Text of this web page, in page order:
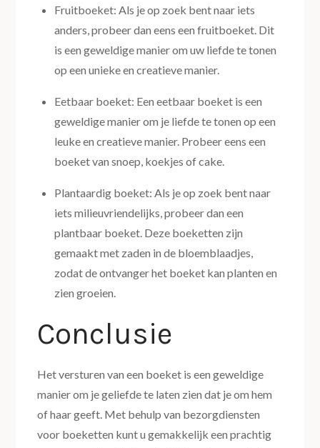
Fruitboeket: Als je op zoek bent naar iets
anders, probeer dan eens een fruitboeket. Dit
is een geweldige manier om uw liefde te tonen
op een unieke en creatieve manier.
Eetbaar boeket: Een eetbaar boeket is een
geweldige manier om je liefde te tonen op een
leuke en creatieve manier. Probeer eens een
boeket van snoep, koekjes of cake.
Plantaardig boeket: Als je op zoek bent naar
iets milieuvriendelijks, probeer dan een
plantbaar boeket. Deze boeketten zijn
gemaakt met zaden in de bloemblaadjes,
zodat de ontvanger het boeket kan planten en
zien groeien.
Conclusie
Het versturen van een boeket is een geweldige
manier om je geliefde te laten zien dat je om hem
of haar geeft. Met behulp van bezorgdiensten
voor boeketten kunt u gemakkelijk een prachtig